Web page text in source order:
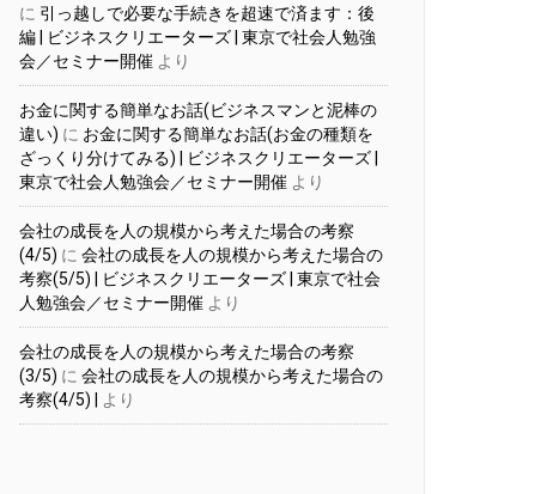
に 引っ越しで必要な手続きを超速で済ます：後
編 | ビジネスクリエーターズ | 東京で社会人勉強
会／セミナー開催 より
お金に関する簡単なお話(ビジネスマンと泥棒の
違い) に お金に関する簡単なお話(お金の種類を
ざっくり分けてみる) | ビジネスクリエーターズ |
東京で社会人勉強会／セミナー開催 より
会社の成長を人の規模から考えた場合の考察
(4/5) に 会社の成長を人の規模から考えた場合の
考察(5/5) | ビジネスクリエーターズ | 東京で社会
人勉強会／セミナー開催 より
会社の成長を人の規模から考えた場合の考察
(3/5) に 会社の成長を人の規模から考えた場合の
考察(4/5) |
より